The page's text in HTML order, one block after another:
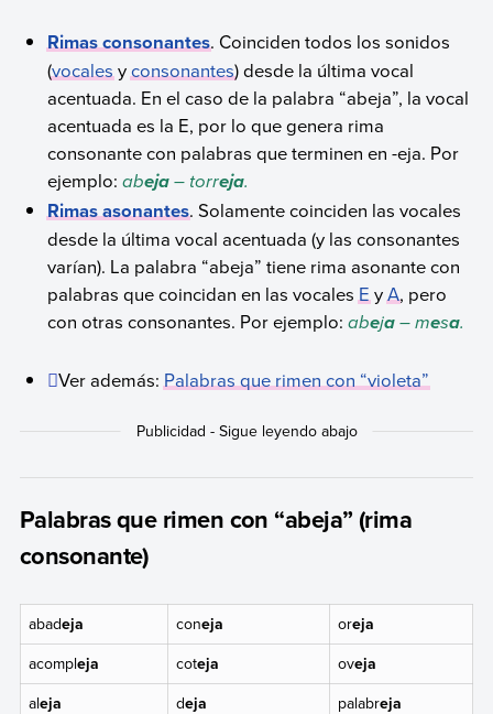
Rimas consonantes. Coinciden todos los sonidos
(vocalesyconsonantes) desde la última vocal
acentuada. En el caso de la palabra “abeja”, la vocal
acentuada es la E, por lo que genera rima
consonante con palabras que terminen en -eja. Por
ejemplo:abeja – torreja.
Rimas asonantes. Solamente coinciden las vocales
desde la última vocal acentuada (y las consonantes
varían). La palabra “abeja” tiene rima asonante con
palabras que coincidan en las vocalesEyA, pero
con otras consonantes. Por ejemplo: abeja – mesa.
Ver además:Palabras que rimen con “violeta”
Palabras que rimen con “abeja” (rima
consonante)
abadeja coneja oreja
acompleja coteja oveja
aleja deja palabreja